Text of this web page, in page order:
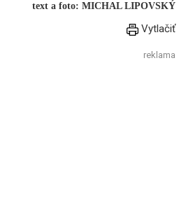
text a foto: MICHAL LIPOVSKÝ
Vytlačiť
reklama